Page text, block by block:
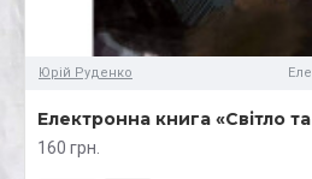
Юрій Руденко
Електронна книга «Світло
160 грн.